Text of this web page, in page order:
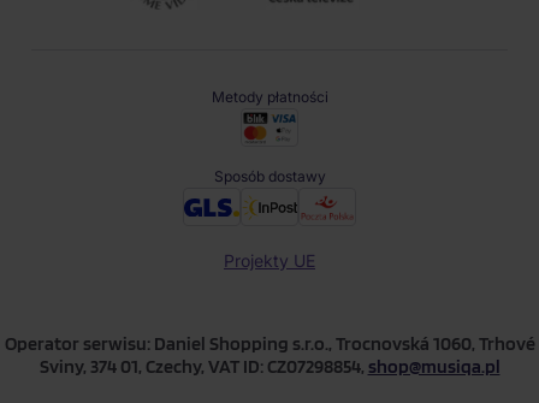
Metody płatności
Sposób dostawy
Projekty UE
Operator serwisu: Daniel Shopping s.r.o., Trocnovská 1060, Trhové
Sviny, 374 01, Czechy, VAT ID: CZ07298854, shop@musiqa.pl